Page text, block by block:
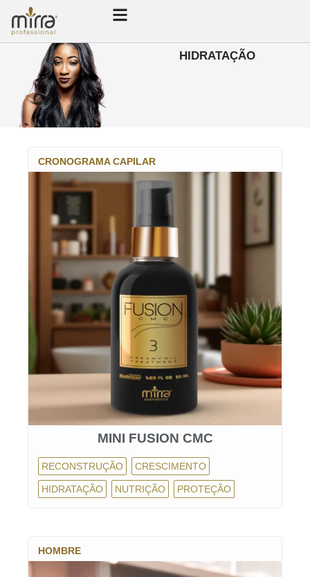
HIDRATAÇÃO
CRONOGRAMA CAPILAR
MINI FUSION CMC
RECONSTRUÇÃO CRESCIMENTO
HIDRATAÇÃO NUTRIÇÃO PROTEÇÃO
HOMBRE